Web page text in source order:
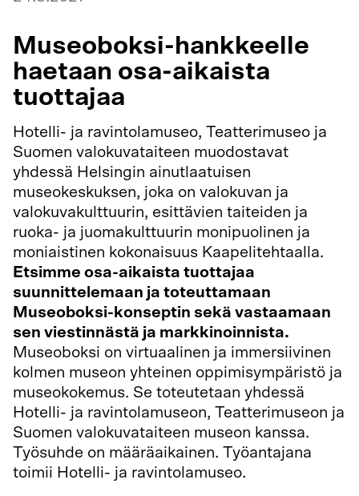
Museoboksi-hankkeelle
haetaan osa-aikaista
tuottajaa
Hotelli- ja ravintolamuseo, Teatterimuseo ja
Suomen valokuvataiteen muodostavat
yhdessä Helsingin ainutlaatuisen
museokeskuksen, joka on valokuvan ja
valokuvakulttuurin, esittävien taiteiden ja
ruoka- ja juomakulttuurin monipuolinen ja
moniaistinen kokonaisuus Kaapelitehtaalla.
Etsimme osa-aikaista tuottajaa
suunnittelemaan ja toteuttamaan
Museoboksi-konseptin sekä vastaamaan
sen viestinnästä ja markkinoinnista.
Museoboksi on virtuaalinen ja immersiivinen
kolmen museon yhteinen oppimisympäristö ja
museokokemus. Se toteutetaan yhdessä
Hotelli- ja ravintolamuseon, Teatterimuseon ja
Suomen valokuvataiteen museon kanssa.
Työsuhde on määräaikainen. Työantajana
toimii Hotelli- ja ravintolamuseo.